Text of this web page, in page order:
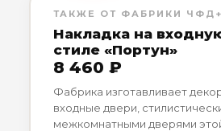
ТАКЖЕ ОТ ФАБРИКИ ЧФД+
Накладка на
стиле «Портун»
8 460 ₽
Фабрика изготавливает
входные двери,
межкомнатными дверями